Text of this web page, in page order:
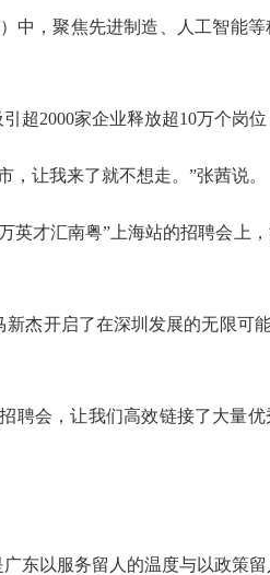
，聚焦先进制造、人工智能等
2000家企业释放超10万个岗位
让我来了就不想走。”张茜说。
才汇南粤”上海站的招聘会上
开启了在深圳发展的无限可
会，让我们高效链接了大量优
以服务留人的温度与以政策留